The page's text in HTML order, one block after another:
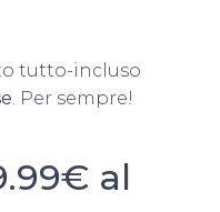
tutto-incluso
. Per sempre!
al